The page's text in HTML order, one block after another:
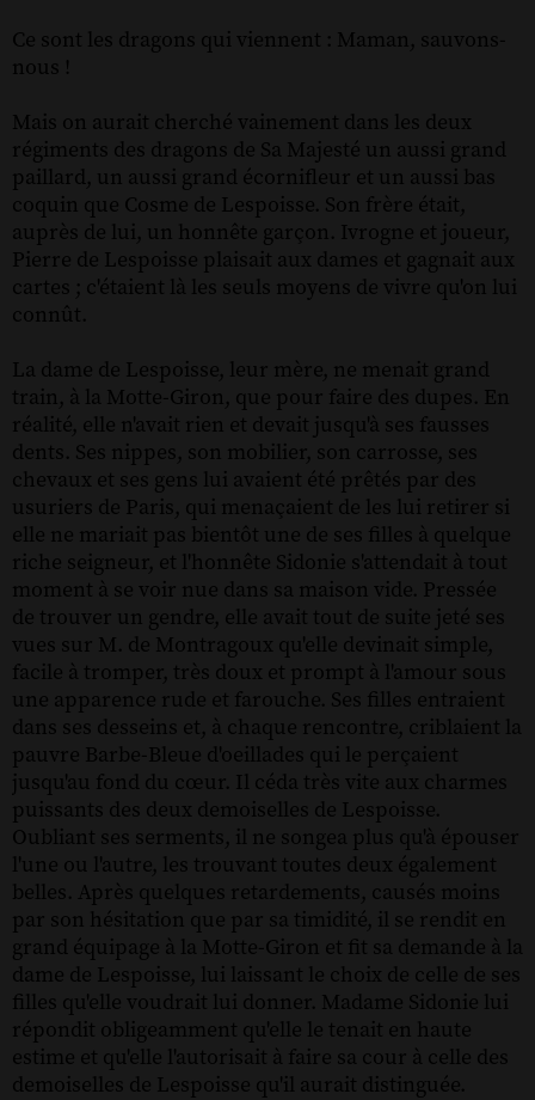
Ce sont les dragons qui viennent : Maman, sauvons-
nous !
Mais on aurait cherché vainement dans les deux
régiments des dragons de Sa Majesté un aussi grand
paillard, un aussi grand écornifleur et un aussi bas
coquin que Cosme de Lespoisse. Son frère était,
auprès de lui, un honnête garçon. Ivrogne et joueur,
Pierre de Lespoisse plaisait aux dames et gagnait aux
cartes ; c'étaient là les seuls moyens de vivre qu'on lui
connût.
La dame de Lespoisse, leur mère, ne menait grand
train, à la Motte-Giron, que pour faire des dupes. En
réalité, elle n'avait rien et devait jusqu'à ses fausses
dents. Ses nippes, son mobilier, son carrosse, ses
chevaux et ses gens lui avaient été prêtés par des
usuriers de Paris, qui menaçaient de les lui retirer si
elle ne mariait pas bientôt une de ses filles à quelque
riche seigneur, et l'honnête Sidonie s'attendait à tout
moment à se voir nue dans sa maison vide. Pressée
de trouver un gendre, elle avait tout de suite jeté ses
vues sur M. de Montragoux qu'elle devinait simple,
facile à tromper, très doux et prompt à l'amour sous
une apparence rude et farouche. Ses filles entraient
dans ses desseins et, à chaque rencontre, criblaient la
pauvre Barbe-Bleue d'oeillades qui le perçaient
jusqu'au fond du cœur. Il céda très vite aux charmes
puissants des deux demoiselles de Lespoisse.
Oubliant ses serments, il ne songea plus qu'à épouser
l'une ou l'autre, les trouvant toutes deux également
belles. Après quelques retardements, causés moins
par son hésitation que par sa timidité, il se rendit en
grand équipage à la Motte-Giron et fit sa demande à la
dame de Lespoisse, lui laissant le choix de celle de ses
filles qu'elle voudrait lui donner. Madame Sidonie lui
répondit obligeamment qu'elle le tenait en haute
estime et qu'elle l'autorisait à faire sa cour à celle des
demoiselles de Lespoisse qu'il aurait distinguée.